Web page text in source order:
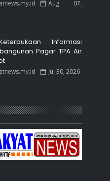
Aug 07,
Informasi
Pagar TPA Air
Jul 30, 2026